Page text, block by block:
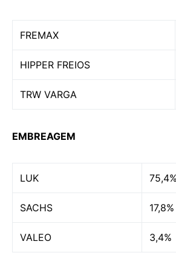
FREMAX
HIPPER FREIOS
TRW VARGA
EMBREAGEM
LUK 75,4%
SACHS 17,8%
VALEO 3,4%